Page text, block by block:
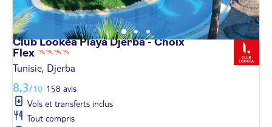
Club Lookéa Playa Djerba - Choix
Flex
Tunisie, Djerba
8,3/10 158 avis
Vols et transferts inclus
Tout compris